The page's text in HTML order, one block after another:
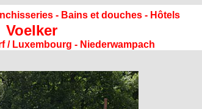
- Bains et douches - Hôtels
Voelker
/ Luxembourg - Niederwampach